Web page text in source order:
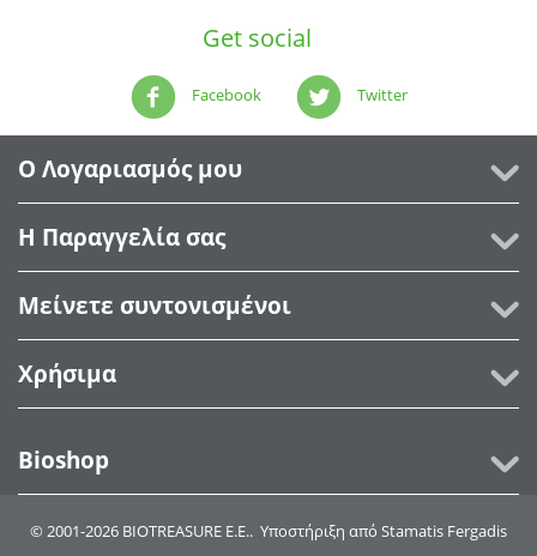
Get social
Facebook Twitter
Ο Λογαριασμός μου
Η Παραγγελία σας
Μείνετε συντονισμένοι
Χρήσιμα
Bioshop
© 2001-2026 BIOTREASURE Ε.Ε.. Υποστήριξη από Stamatis Fergadis